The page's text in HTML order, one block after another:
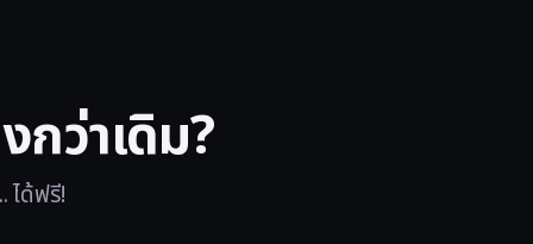
ว่าเดิม?
ได้ฟรี!